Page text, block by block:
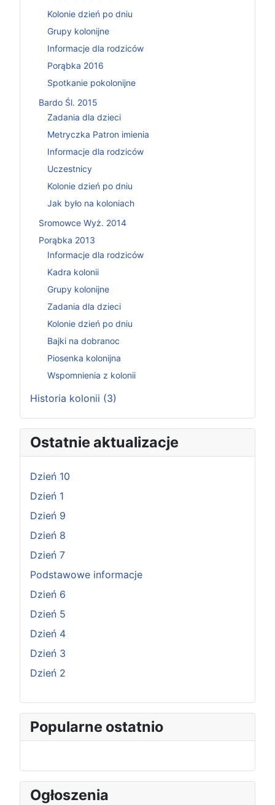
Kolonie dzień po dniu
Grupy kolonijne
Informacje dla rodziców
Porąbka 2016
Spotkanie pokolonijne
Bardo Śl. 2015
Zadania dla dzieci
Metryczka Patron imienia
Informacje dla rodziców
Uczestnicy
Kolonie dzień po dniu
Jak było na koloniach
Sromowce Wyż. 2014
Porąbka 2013
Informacje dla rodziców
Kadra kolonii
Grupy kolonijne
Zadania dla dzieci
Kolonie dzień po dniu
Bajki na dobranoc
Piosenka kolonijna
Wspomnienia z kolonii
Historia kolonii (3)
Ostatnie aktualizacje
Dzień 10
Dzień 1
Dzień 9
Dzień 8
Dzień 7
Podstawowe informacje
Dzień 6
Dzień 5
Dzień 4
Dzień 3
Dzień 2
Popularne ostatnio
Ogłoszenia